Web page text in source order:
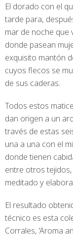
El dorado con el
tarde para,
mar de noche que
donde pasean
exquisito mantón
cuyos flecos se
de sus caderas.
Todos estos
dan origen a un
través de estas
una a una con el
donde tienen
entre otros
meditado y
El resultado
técnico es esta
Corrales, ‘Aroma